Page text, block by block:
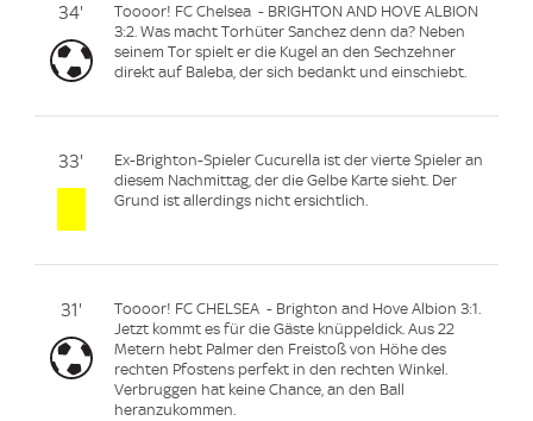
34'
Toooor! FC Chelsea - BRIGHTON AND HOVE ALBION
3:2. Was macht Torhüter Sanchez denn da? Neben
seinem Tor spielt er die Kugel an den Sechzehner
direkt auf Baleba, der sich bedankt und einschiebt.
33'
Ex-Brighton-Spieler Cucurella ist der vierte Spieler an
diesem Nachmittag, der die Gelbe Karte sieht. Der
Grund ist allerdings nicht ersichtlich.
31'
Toooor! FC CHELSEA - Brighton and Hove Albion 3:1.
Jetzt kommt es für die Gäste knüppeldick. Aus 22
Metern hebt Palmer den Freistoß von Höhe des
rechten Pfostens perfekt in den rechten Winkel.
Verbruggen hat keine Chance, an den Ball
heranzukommen.